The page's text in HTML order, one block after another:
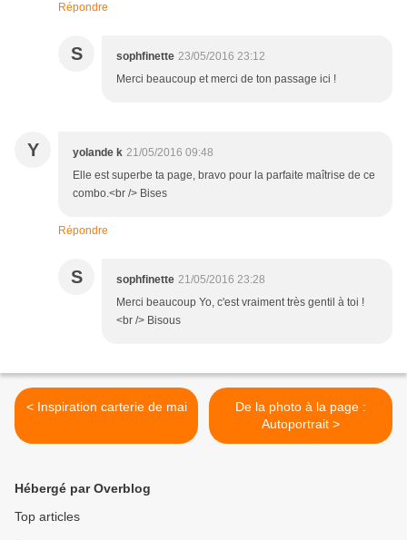
Répondre
S sophfinette 23/05/2016 23:12
Merci beaucoup et merci de ton passage ici !
Y yolande k 21/05/2016 09:48
Elle est superbe ta page, bravo pour la parfaite maîtrise de ce
combo.<br /> Bises
Répondre
S sophfinette 21/05/2016 23:28
Merci beaucoup Yo, c'est vraiment très gentil à toi !
<br /> Bisous
< Inspiration carterie de mai
De la photo à la page :
Autoportrait >
Hébergé par Overblog
Top articles